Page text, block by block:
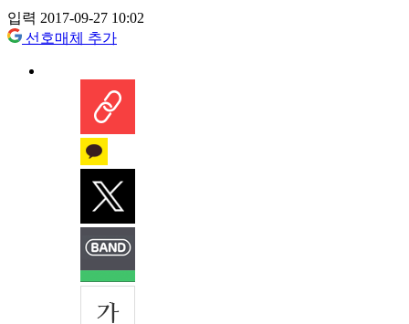
입력 2017-09-27 10:02
선호매체 추가